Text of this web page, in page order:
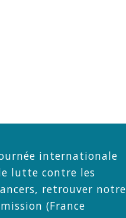
internationale
lutte contre les
retrouver notre
(France